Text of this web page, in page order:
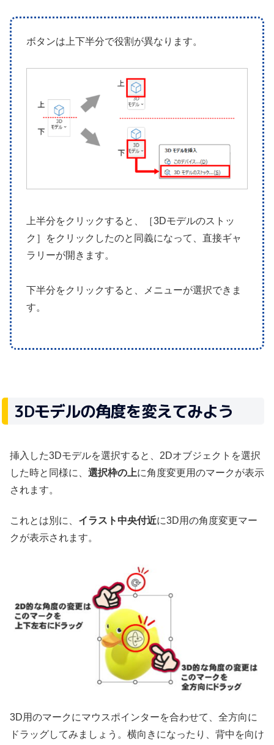
ボタンは上下半分で役割が異なります。
上半分をクリックすると、［3Dモデルのストッ
ク］をクリックしたのと同義になって、直接ギャ
ラリーが開きます。
下半分をクリックすると、メニューが選択できま
す。
3Dモデルの角度を変えてみよう
挿入した3Dモデルを選択すると、2Dオブジェクトを選択
した時と同様に、 選択枠の上に角度変更用のマークが表示
されます。
これとは別に、 イラスト中央付近に3D用の角度変更マー
クが表示されます。
3D用のマークにマウスポインターを合わせて、全方向に
ドラッグしてみましょう。横向きになったり、背中を向け